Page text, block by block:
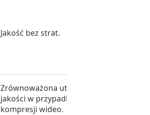
Jakość bez strat.
Zrównoważona utrata
jakości w przypadku
kompresji wideo.